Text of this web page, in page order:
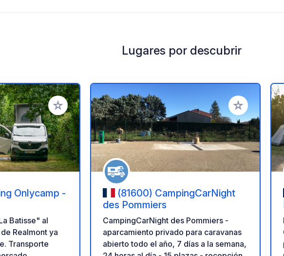
Lugares por descubrir
Añadir a tus favoritos
Onlycamp -
Batisse" al
Realmont ya
Transporte
Añadir a tus
(81600) CampingCarNight
des Pommiers
CampingCarNight des Pommiers -
aparcamiento privado para caravanas
abierto todo el año, 7 días a la semana,